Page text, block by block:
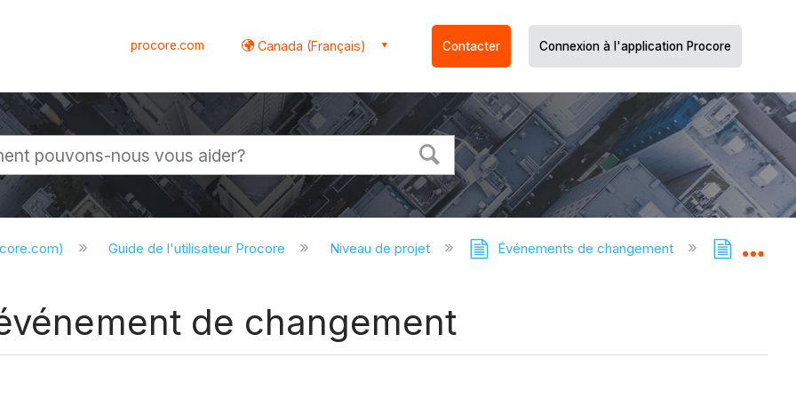
procore.com Canada (Français) Contacter Connexion à l'application Procore
Guide de l'utilisateur Procore Niveau de projet Événements de changement
de changement